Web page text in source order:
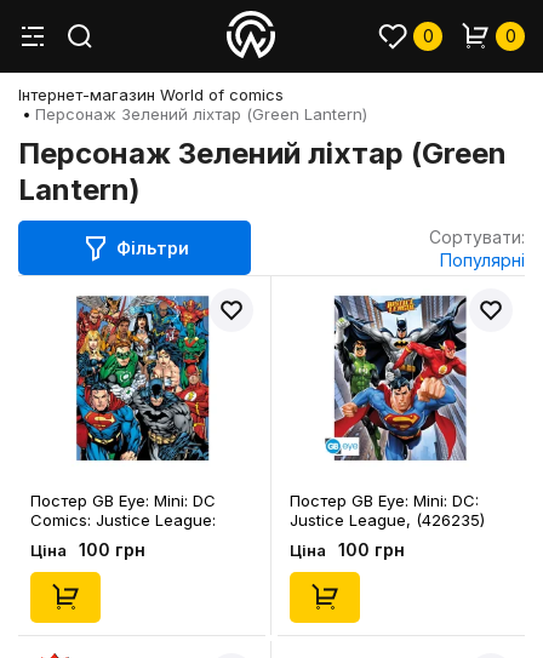
0 0
Інтернет-магазин World of comics
Персонаж Зелений ліхтар (Green Lantern)
Персонаж Зелений ліхтар (Green
Lantern)
Фільтри
Сортувати:
Популярні
Постер GB Eye: Mini: DC
Comics: Justice League:
Collage, (440852)
Ціна 100 грн
Постер GB Eye: Mini: DC:
Justice League, (426235)
Ціна 100 грн